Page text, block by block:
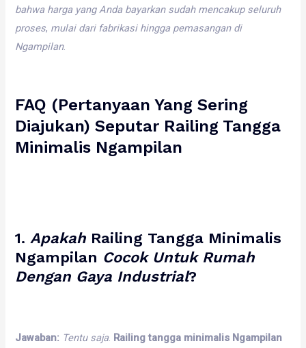
bahwa harga yang Anda bayarkan sudah mencakup seluruh
proses, mulai dari fabrikasi hingga pemasangan di
Ngampilan.
FAQ (Pertanyaan Yang Sering
Diajukan) Seputar Railing Tangga
Minimalis Ngampilan
1.Apakah Railing Tangga Minimalis
Ngampilan Cocok Untuk Rumah
Dengan Gaya Industrial?
Jawaban: Tentu saja. Railing tangga minimalis Ngampilan